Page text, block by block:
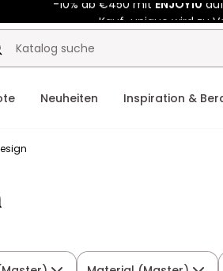
Kauf-unique wird zu
-10% ab €450 mitENJOY10
Neuheiten Inspiration &